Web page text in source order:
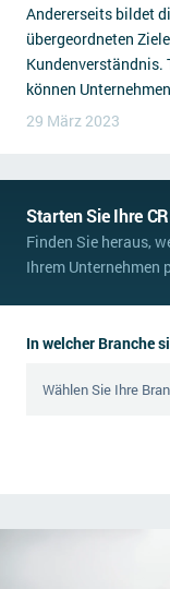
Andererseits bildet
übergeordneten
Kundenverständnis.
können
29 März 2023
Starten Sie Ihre
Finden Sie heraus,
Ihrem Unternehmen
In welcher Branche